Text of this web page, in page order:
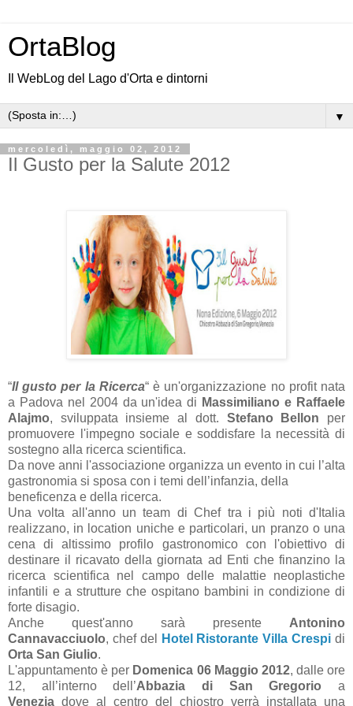
OrtaBlog
Il WebLog del Lago d'Orta e dintorni
▼
mercoledì, maggio 02, 2012
Il Gusto per la Salute 2012
“Il gusto per la Ricerca“ è un'organizzazione no profit nata
a Padova nel 2004 da un'idea di Massimiliano e Raffaele
Alajmo, sviluppata insieme al dott. Stefano Bellon per
promuovere l'impegno sociale e soddisfare la necessità di
sostegno alla ricerca scientifica.
Da nove anni l'associazione organizza un evento in cui l’alta
gastronomia si sposa con i temi dell’infanzia, della
beneficenza e della ricerca.
Una volta all'anno un team di Chef tra i più noti d'Italia
realizzano, in location uniche e particolari, un pranzo o una
cena di altissimo profilo gastronomico con l'obiettivo di
destinare il ricavato della giornata ad Enti che finanzino la
ricerca scientifica nel campo delle malattie neoplastiche
infantili e a strutture che ospitano bambini in condizione di
forte disagio.
Anche quest'anno sarà presente Antonino
Cannavacciuolo, chef del Hotel Ristorante Villa Crespi di
Orta San Giulio.
L'appuntamento è per Domenica 06 Maggio 2012, dalle ore
12, all’interno dell’Abbazia di San Gregorio a
Venezia dove al centro del chiostro verrà installata una